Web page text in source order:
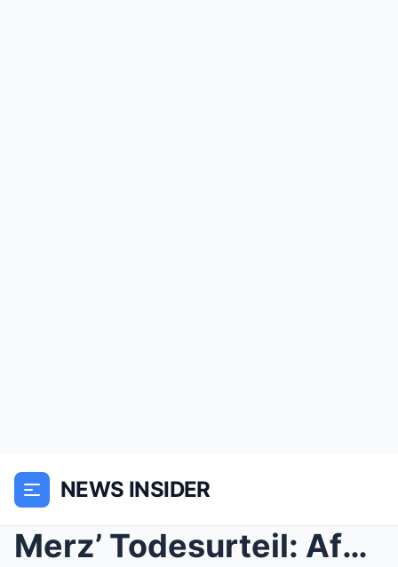
NEWS INSIDER
Merz’ Todesurteil: AfD überholt Union, währe...